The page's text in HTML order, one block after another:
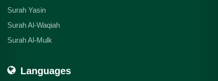
Surah Yasin
Surah Al-Waqiah
Surah Al-Mulk
Languages